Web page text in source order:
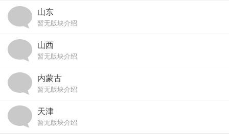
山东
暂无版块介绍
山西
暂无版块介绍
内蒙古
暂无版块介绍
天津
暂无版块介绍